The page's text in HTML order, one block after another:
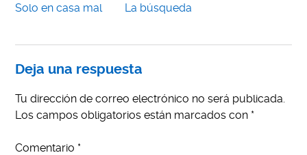
Solo en casa mal
La búsqueda
Deja una respuesta
Tu dirección de correo electrónico no será publicada.
Los campos obligatorios están marcados con *
Comentario *